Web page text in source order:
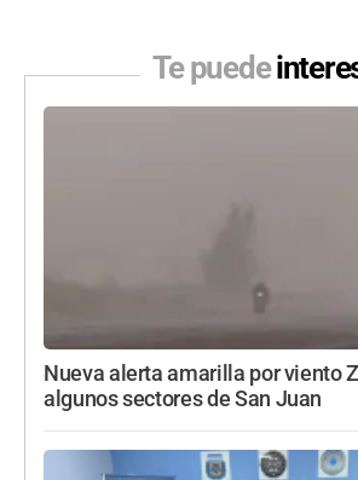
Te puede
Nueva alerta amarilla por viento
algunos sectores de San Juan